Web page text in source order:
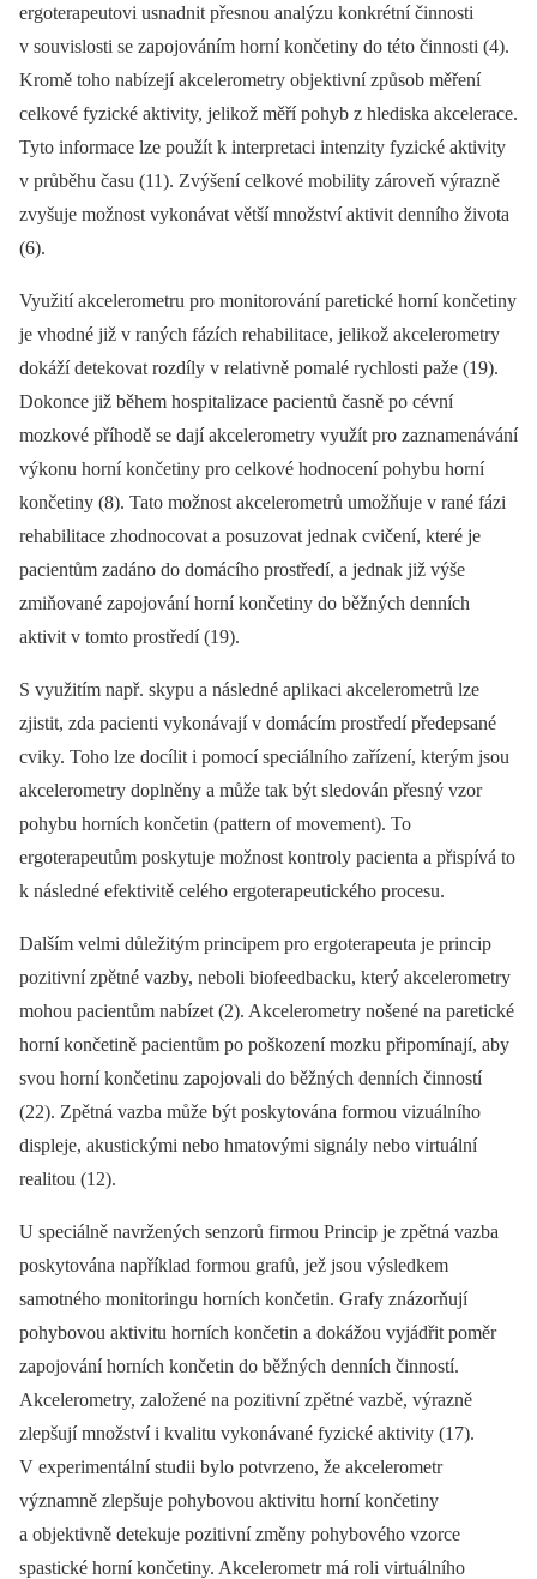
ergoterapeutovi usnadnit přesnou analýzu konkrétní činnosti
v souvislosti se zapojováním horní končetiny do této činnosti (4).
Kromě toho nabízejí akcelerometry objektivní způsob měření
celkové fyzické aktivity, jelikož měří pohyb z hlediska akcelerace.
Tyto informace lze použít k interpretaci intenzity fyzické aktivity
v průběhu času (11). Zvýšení celkové mobility zároveň výrazně
zvyšuje možnost vykonávat větší množství aktivit denního života
(6).
Využití akcelerometru pro monitorování paretické horní končetiny
je vhodné již v raných fázích rehabilitace, jelikož akcelerometry
dokáží detekovat rozdíly v relativně pomalé rychlosti paže (19).
Dokonce již během hospitalizace pacientů časně po cévní
mozkové příhodě se dají akcelerometry využít pro zaznamenávání
výkonu horní končetiny pro celkové hodnocení pohybu horní
končetiny (8). Tato možnost akcelerometrů umožňuje v rané fázi
rehabilitace zhodnocovat a posuzovat jednak cvičení, které je
pacientům zadáno do domácího prostředí, a jednak již výše
zmiňované zapojování horní končetiny do běžných denních
aktivit v tomto prostředí (19).
S využitím např. skypu a následné aplikaci akcelerometrů lze
zjistit, zda pacienti vykonávají v domácím prostředí předepsané
cviky. Toho lze docílit i pomocí speciálního zařízení, kterým jsou
akcelerometry doplněny a může tak být sledován přesný vzor
pohybu horních končetin (pattern of movement). To
ergoterapeutům poskytuje možnost kontroly pacienta a přispívá to
k následné efektivitě celého ergoterapeutického procesu.
Dalším velmi důležitým principem pro ergoterapeuta je princip
pozitivní zpětné vazby, neboli biofeedbacku, který akcelerometry
mohou pacientům nabízet (2). Akcelerometry nošené na paretické
horní končetině pacientům po poškození mozku připomínají, aby
svou horní končetinu zapojovali do běžných denních činností
(22). Zpětná vazba může být poskytována formou vizuálního
displeje, akustickými nebo hmatovými signály nebo virtuální
realitou (12).
U speciálně navržených senzorů firmou Princip je zpětná vazba
poskytována například formou grafů, jež jsou výsledkem
samotného monitoringu horních končetin. Grafy znázorňují
pohybovou aktivitu horních končetin a dokážou vyjádřit poměr
zapojování horních končetin do běžných denních činností.
Akcelerometry, založené na pozitivní zpětné vazbě, výrazně
zlepšují množství i kvalitu vykonávané fyzické aktivity (17).
V experimentální studii bylo potvrzeno, že akcelerometr
významně zlepšuje pohybovou aktivitu horní končetiny
a objektivně detekuje pozitivní změny pohybového vzorce
spastické horní končetiny. Akcelerometr má roli virtuálního